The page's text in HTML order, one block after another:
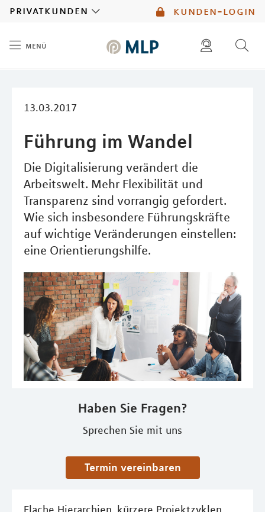
kunden-login
privatkunden
menü
13.03.2017
Führung im Wandel
Die Digitalisierung verändert die
Arbeitswelt. Mehr Flexibilität und
Transparenz sind vorrangig gefordert.
Wie sich insbesondere Führungskräfte
auf wichtige Veränderungen einstellen:
eine Orientierungshilfe.
Haben Sie Fragen?
Sprechen Sie mit uns
Termin vereinbaren